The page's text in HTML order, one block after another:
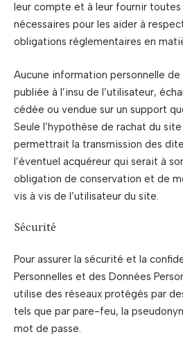
leur compte et à leur fournir
nécessaires pour les aider à
obligations réglementaires en
Aucune information personnelle de
publiée à l’insu de l’utilisateur,
cédée ou vendue sur un support
Seule l’hypothèse de rachat du
permettrait la transmission des
l’éventuel acquéreur qui serait à
obligation de conservation et de
vis à vis de l’utilisateur du site.
Sécurité
Pour assurer la sécurité et la
Personnelles et des Données
utilise des réseaux protégés par
tels que par pare-feu, la
mot de passe.